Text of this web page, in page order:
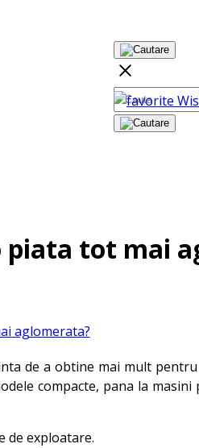
tot mai
de a obtine mai mult
compacte, pana la
de exploatare.